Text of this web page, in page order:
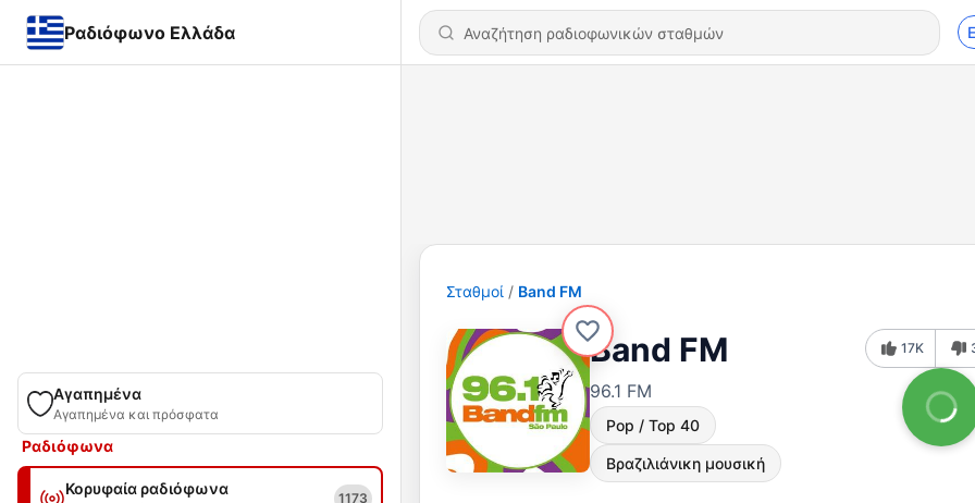
Ραδιόφωνο Ελλάδα
Αγαπημένα
Αγαπημένα και πρόσφατα
Ραδιόφωνα
Κορυφαία ραδιόφωνα 1173
Σταθμοί Band FM
Band FM
96.1 FM
Pop / Top 40
Βραζιλιάνικη μουσική
17K